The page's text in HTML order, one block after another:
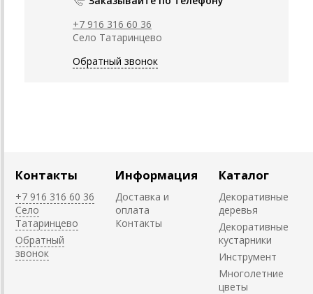
+7 916 316 60 36
Село Татаринцево
Обратный звонок
Контакты
+7 916 316 60 36
Село
Татаринцево
Обратный
звонок
Информация
Доставка и
оплата
Контакты
Каталог
Декоративные
деревья
Декоративные
кустарники
Инструмент
Многолетние
цветы